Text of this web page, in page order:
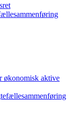
økonomisk aktive